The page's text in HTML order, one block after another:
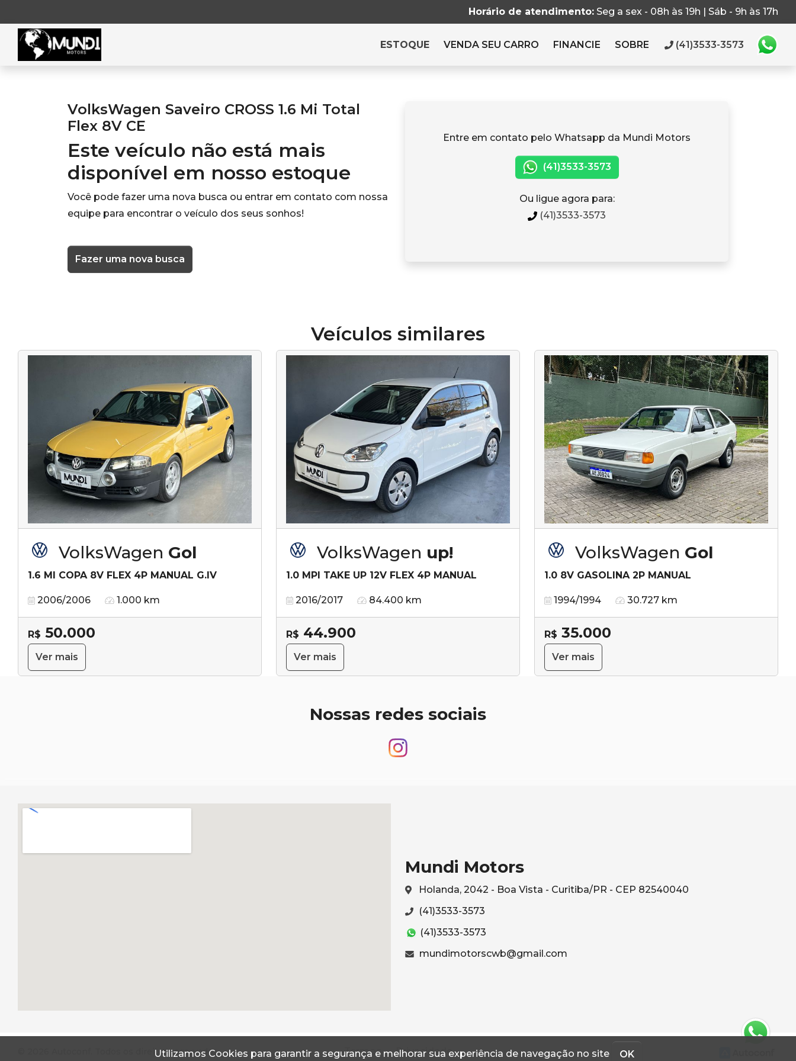
Utilizamos Cookies para garantir a segurança e melhorar sua experiência de navegação no site OK
Horário de atendimento: Seg a sex - 08h às 19h | Sáb - 9h às 17h
ESTOQUE VENDA SEU CARRO FINANCIE SOBRE (41)3533-3573
VolksWagen Saveiro CROSS 1.6 Mi Total
Flex 8V CE
Este veículo não está mais
disponível em nosso estoque
Você pode fazer uma nova busca ou entrar em contato com nossa
equipe para encontrar o veículo dos seus sonhos!
Fazer uma nova busca
Entre em contato pelo Whatsapp da Mundi Motors
(41)3533-3573
Ou ligue agora para:
(41)3533-3573
Veículos similares
VolksWagen Gol
1.6 MI COPA 8V FLEX 4P MANUAL G.IV
2006/2006 1.000 km
R$ 50.000
Ver mais
VolksWagen up!
1.0 MPI TAKE UP 12V FLEX 4P MANUAL
2016/2017 84.400 km
R$ 44.900
Ver mais
VolksWagen Gol
1.0 8V GASOLINA 2P MANUAL
1994/1994 30.727 km
R$ 35.000
Ver mais
Nossas redes sociais
Mundi Motors
Holanda, 2042 - Boa Vista - Curitiba/PR - CEP 82540040
(41)3533-3573
(41)3533-3573
mundimotorscwb@gmail.com
© 2026 Autoconf. Todos os direitos reservados. Termos Privacidade